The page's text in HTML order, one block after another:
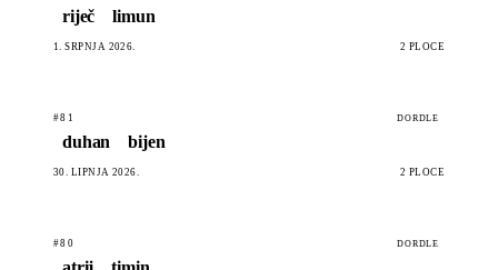
riječ limun
1. SRPNJA 2026. 2 PLOČE
#81 DORDLE
duhan bijen
30. LIPNJA 2026. 2 PLOČE
#80 DORDLE